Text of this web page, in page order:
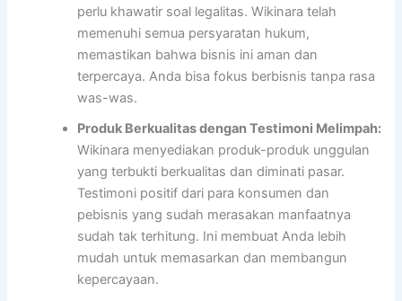
perlu khawatir soal legalitas. Wikinara telah
memenuhi semua persyaratan hukum,
memastikan bahwa bisnis ini aman dan
terpercaya. Anda bisa fokus berbisnis tanpa rasa
was-was.
Produk Berkualitas dengan Testimoni Melimpah:
Wikinara menyediakan produk-produk unggulan
yang terbukti berkualitas dan diminati pasar.
Testimoni positif dari para konsumen dan
pebisnis yang sudah merasakan manfaatnya
sudah tak terhitung. Ini membuat Anda lebih
mudah untuk memasarkan dan membangun
kepercayaan.